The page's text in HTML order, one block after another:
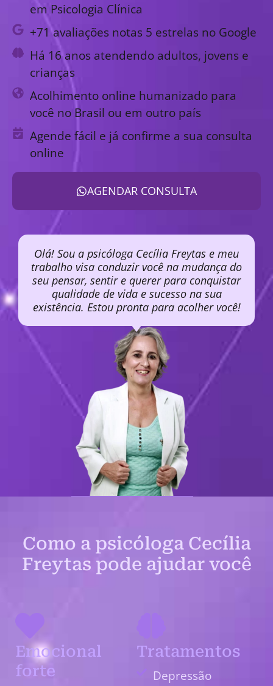
em Psicologia Clínica
+71 avaliações notas 5 estrelas no Google
Há 16 anos atendendo adultos, jovens e
crianças
Acolhimento online humanizado para
você no Brasil ou em outro país
Agende fácil e já confirme a sua consulta
online
AGENDAR CONSULTA
Olá! Sou a psicóloga Cecília Freytas e meu
trabalho visa conduzir você na mudança do
seu pensar, sentir e querer para conquistar
qualidade de vida e sucesso na sua
existência. Estou pronta para acolher você!
Como a psicóloga Cecília
Freytas pode ajudar você
Emocional
forte
Tratamentos
Depressão